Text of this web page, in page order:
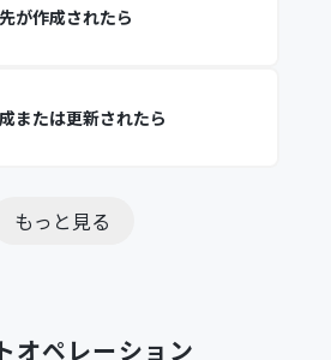
が作成されたら
または更新されたら
もっと見る
オペレーション